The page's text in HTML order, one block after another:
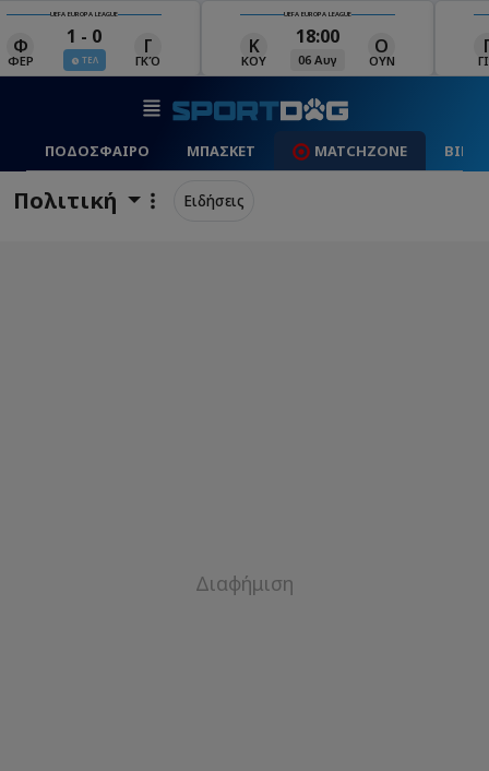
UEFA EUROPA LEAGUE
Κ 18:00
06 Αυγ ΟΥΝ
UEFA EUROPA LEAGUE
ΓΙΑ
19:00
06 Αυγ
Ρ
ΡΈΙ ΜΑΚ
ΠΟΔΟΣΦΑΙΡΟ ΜΠΑΣΚΕΤ MATCHZONE
Πολιτική Ειδήσεις